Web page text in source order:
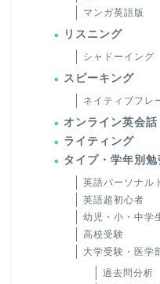
マンガ英語版
リスニング
シャドーイング
スピーキング
ネイティブフレ
オンライン英会話
ライティング
タイプ・学年別勉
英語パーソナル
英語超初心者
幼児・小・中学
高校受験
大学受験・医学
過去問分析